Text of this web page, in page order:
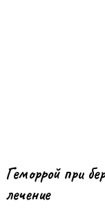
Геморрой при
лечение